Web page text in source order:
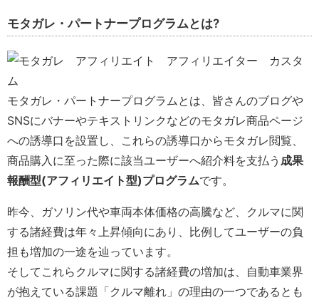
モタガレ・パートナープログラムとは?
モタガレ・パートナープログラムとは、皆さんのブログや
SNSにバナーやテキストリンクなどのモタガレ商品ページ
への誘導口を設置し、これらの誘導口からモタガレ閲覧、
商品購入に至った際に該当ユーザーへ紹介料を支払う 成果
報酬型(アフィリエイト型)プログラムです。
昨今、ガソリン代や車両本体価格の高騰など、クルマに関
する諸経費は年々上昇傾向にあり、比例してユーザーの負
担も増加の一途を辿っています。
そしてこれらクルマに関する諸経費の増加は、自動車業界
が抱えている課題「クルマ離れ」の理由の一つであるとも